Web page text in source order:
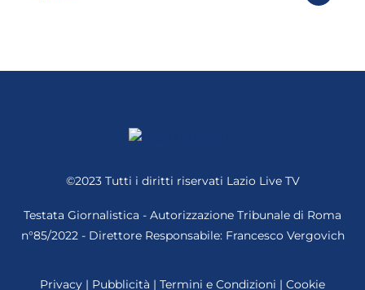
©2023 Tutti i diritti riservati Lazio Live TV
Testata Giornalistica - Autorizzazione Tribunale di Roma
n°85/2022 - Direttore Responsabile: Francesco Vergovich
Privacy | Pubblicità | Termini e Condizioni | Cookie